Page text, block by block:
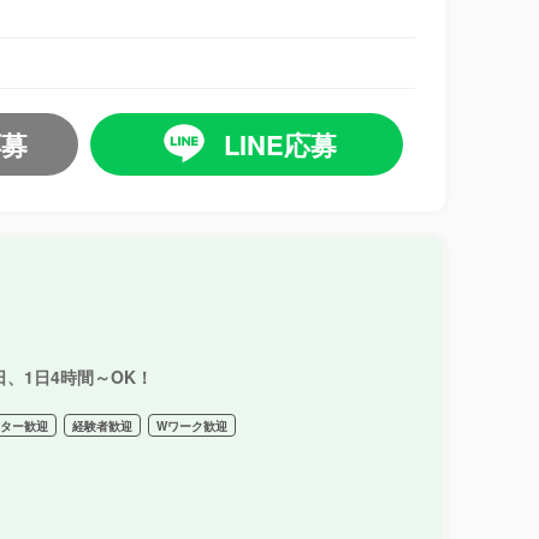
LINE応募
1日4時間～OK！
ー歓迎 経験者歓迎 Wワーク歓迎